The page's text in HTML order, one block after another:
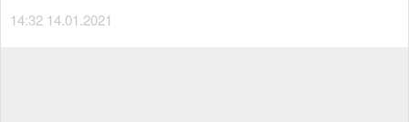
14:32 14.01.2021